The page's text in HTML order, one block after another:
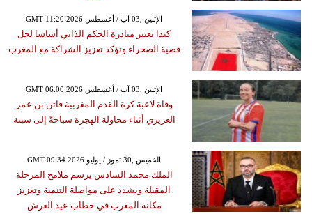
GMT 11:20 2026 الإثنين ,03 آب / أغسطس
كندا تعتبر مبادرة الحكم الذاتي أساسا لحل
قضية الصحراء وتؤكد تعزيز الشراكة مع المغرب
GMT 06:00 2026 الإثنين ,03 آب / أغسطس
وفاة لاعبة كرة القدم المغربية فاتن بن عمر
العزيزي أثناء محاولة الهجرة سباحةً إلى سبتة
GMT 09:34 2026 الخميس ,30 تموز / يوليو
الملك محمد السادس يرسم ملامح المرحلة
المقبلة ويشدد على مواصلة التنمية وتعزيز
مكانة المغرب في خطاب عيد العرش